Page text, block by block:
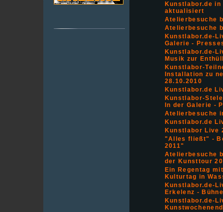
Kunstlabor.de
aktualisiert
Atelierbesuche
Atelierbesuche
Kunstlabor.de-
Galerie -
Kunstlabor.de-
Musik zur
Kunstlabor-
Installation zu
28.10.2010
Kunstlabor.de
Kunstlabor-
In der Galerie -
Atelierbesuche
Kunstlabor.de
Kunstlabor Live
"Alles fließt" -
2011"
Atelierbesuche
der Kunsttour
Ein Regentag
Kulturtag in
Kunstlabor.de-
Erkelenz -
Kunstlabor.de-